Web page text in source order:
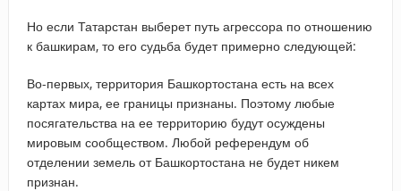
Но если Татарстан выберет путь агрессора по отношению
к башкирам, то его судьба будет примерно следующей:
Во-первых, территория Башкортостана есть на всех
картах мира, ее границы признаны. Поэтому любые
посягательства на ее территорию будут осуждены
мировым сообществом. Любой референдум об
отделении земель от Башкортостана не будет никем
признан.